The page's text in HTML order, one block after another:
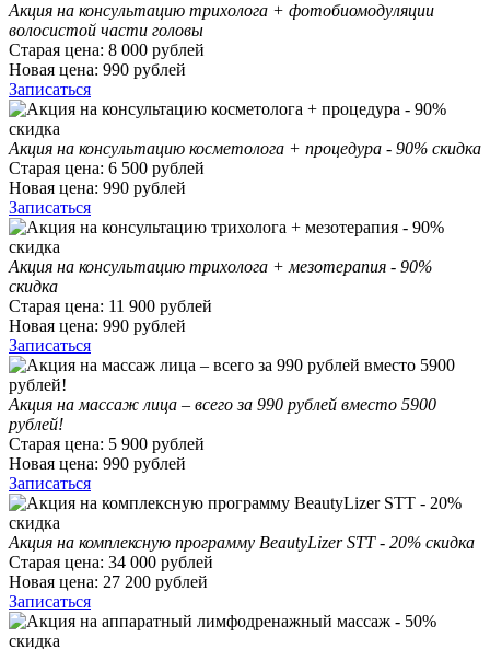
Акция на консультацию трихолога + фотобиомодуляции
волосистой части головы
Старая цена: 8 000 рублей
Новая цена: 990 рублей
Записаться
Акция на консультацию косметолога + процедура - 90% скидка
Старая цена: 6 500 рублей
Новая цена: 990 рублей
Записаться
Акция на консультацию трихолога + мезотерапия - 90%
скидка
Старая цена: 11 900 рублей
Новая цена: 990 рублей
Записаться
Акция на массаж лица – всего за 990 рублей вместо 5900
рублей!
Старая цена: 5 900 рублей
Новая цена: 990 рублей
Записаться
Акция на комплексную программу BeautyLizer STT - 20% скидка
Старая цена: 34 000 рублей
Новая цена: 27 200 рублей
Записаться